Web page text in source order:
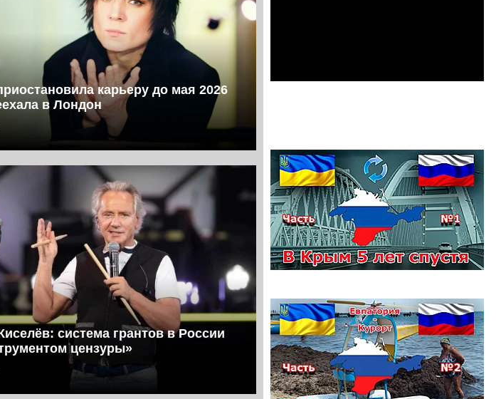
карьеру до мая 2026
в Лондон
система грантов в России
цензуры»